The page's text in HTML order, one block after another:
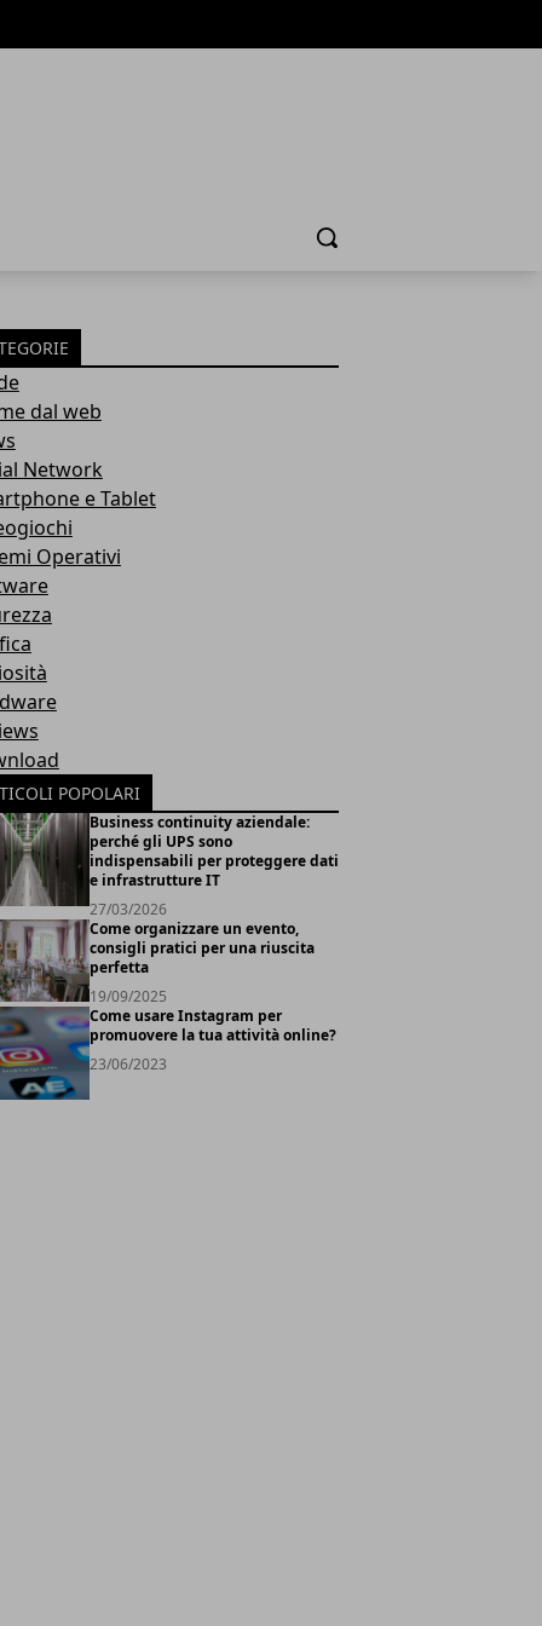
Cerca
dal web
Network
e Tablet
Operativi
POPOLARI
Business continuity aziendale:
perché gli UPS sono
indispensabili per proteggere dati
e infrastrutture IT
27/03/2026
Come organizzare un evento,
consigli pratici per una riuscita
perfetta
19/09/2025
Come usare Instagram per
promuovere la tua attività online?
23/06/2023